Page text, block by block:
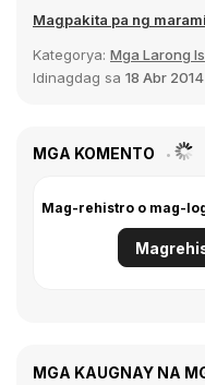
Magpakita pa ng marami
Kategorya: Mga Larong
Idinagdag sa 18 Abr 2014
MGA KOMENTO
Mag-rehistro o mag-
MGA KAUGNAY NA